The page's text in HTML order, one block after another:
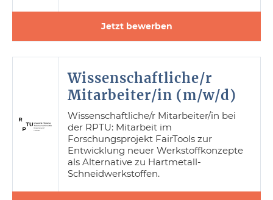
Jetzt bewerben
Wissenschaftliche/r
Mitarbeiter/in (m/w/d)
Wissenschaftliche/r Mitarbeiter/in bei
der RPTU: Mitarbeit im
Forschungsprojekt FairTools zur
Entwicklung neuer Werkstoffkonzepte
als Alternative zu Hartmetall-
Schneidwerkstoffen.